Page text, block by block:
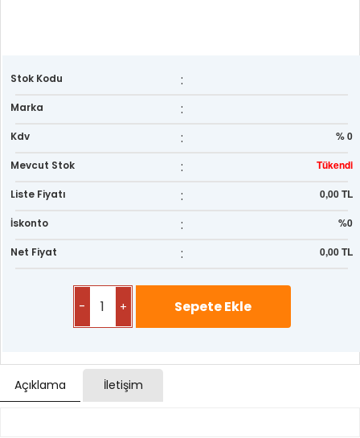
Stok Kodu :
Marka :
Kdv : % 0
Mevcut Stok : Tükendi
Liste Fiyatı : 0,00 TL
İskonto : %0
Net Fiyat : 0,00 TL
- +
Açıklama İletişim